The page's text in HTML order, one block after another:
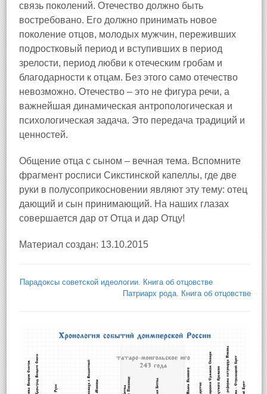
связь поколений. Отечество должно быть
востребовано. Его должно принимать новое
поколение отцов, молодых мужчин, переживших
подростковый период и вступивших в период
зрелости, период любви к отеческим гробам и
благодарности к отцам. Без этого само отечество
невозможно. Отечество – это не фигура речи, а
важнейшая динамическая антропологическая и
психологическая задача. Это передача традиций и
ценностей.
Общение отца с сыном – вечная тема. Вспомните
фрагмент росписи Сикстинской капеллы, где две
руки в полусоприкосновении являют эту тему: отец
дающий и сын принимающий. На наших глазах
совершается дар от Отца и дар Отцу!
Материал создан: 13.10.2015
Парадоксы советской идеологии. Книга об отцовстве
Патриарх рода. Книга об отцовстве